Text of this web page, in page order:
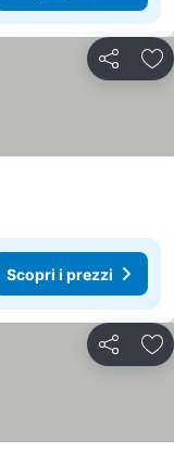
Condividi
Scopri i prezzi
Condividi